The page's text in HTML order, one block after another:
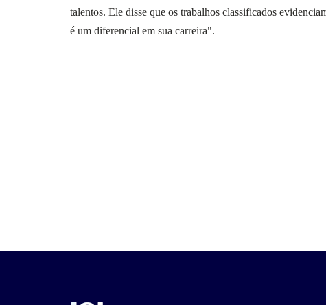
talentos. Ele disse que os trabalhos classificados
é um diferencial em sua carreira".